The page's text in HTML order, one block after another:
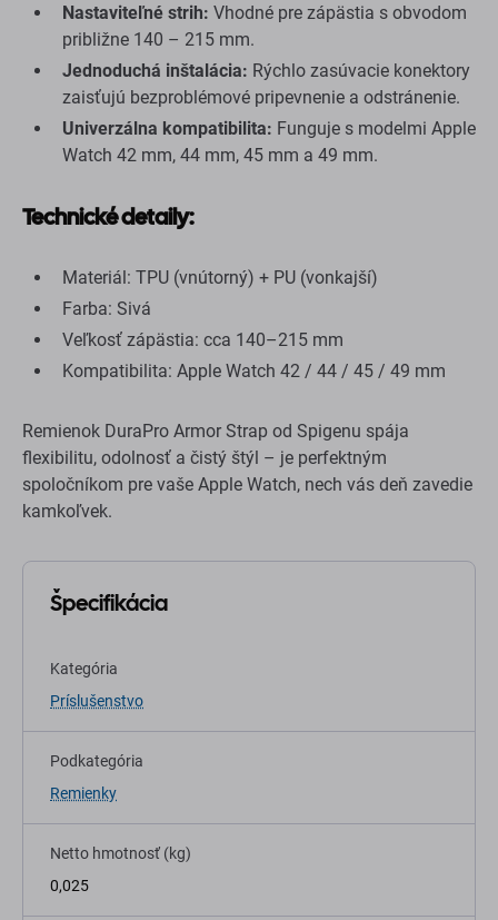
Nastaviteľné strih: Vhodné pre zápästia s obvodom
približne 140 – 215 mm.
Jednoduchá inštalácia: Rýchlo zasúvacie konektory
zaisťujú bezproblémové pripevnenie a odstránenie.
Univerzálna kompatibilita: Funguje s modelmi Apple
Watch 42 mm, 44 mm, 45 mm a 49 mm.
Technické detaily:
Materiál: TPU (vnútorný) + PU (vonkajší)
Farba: Sivá
Veľkosť zápästia: cca 140–215 mm
Kompatibilita: Apple Watch 42 / 44 / 45 / 49 mm
Remienok DuraPro Armor Strap od Spigenu spája
flexibilitu, odolnosť a čistý štýl – je perfektným
spoločníkom pre vaše Apple Watch, nech vás deň zavedie
kamkoľvek.
Špecifikácia
Kategória
Príslušenstvo
Podkategória
Remienky
Netto hmotnosť (kg)
0,025